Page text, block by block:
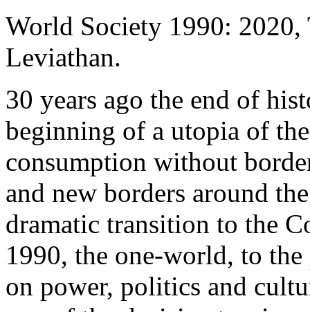
World Society 1990: 2020,
Leviathan.
30 years ago the end of
beginning of a utopia of
consumption without
and new borders around
dramatic transition to the
1990, the one-world, to the
on power, politics and